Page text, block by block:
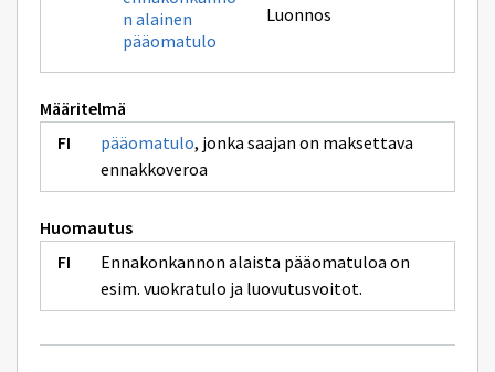
n alainen
pääomatulo
Luonnos
Määritelmä
pääomatulo, jonka saajan on maksettava
ennakkoveroa
Huomautus
Ennakonkannon alaista pääomatuloa on
esim. vuokratulo ja luovutusvoitot.